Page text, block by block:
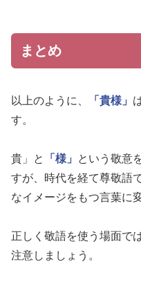
まとめ
以上のように、 「貴様」
す。
貴」と 「様」
という敬意
すが、時代を経て尊敬語
なイメージをもつ言葉に
正しく敬語を使う場面で
注意しましょう。